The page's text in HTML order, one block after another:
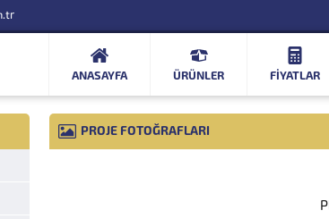
ANASAYFA ÜRÜNLER FIYATLAR
PROJE FOTOĞRAFLARI